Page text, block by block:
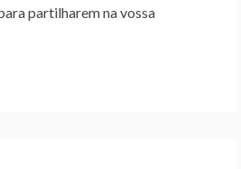
partilharem na vossa